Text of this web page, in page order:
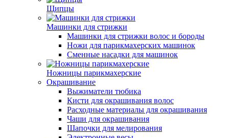
Щипцы
Машинки для стрижки
Машинки для стрижки волос и бороды
Ножи для парикмахерских машинок
Сменные насадки для машинок
Ножницы парикмахерские
Окрашивание
Выжиматели тюбика
Кисти для окрашивания волос
Расходные материалы для окрашивания
Чаши для окрашивания
Шапочки для мелирования